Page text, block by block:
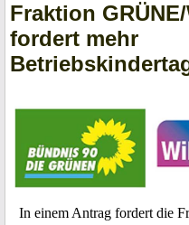
Fraktion
fordert mehr
In einem Antrag fordert die